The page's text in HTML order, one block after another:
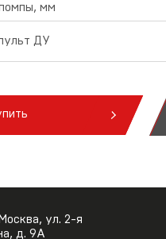
мм
ДУ
Москва, ул. 2-я
д. 9А